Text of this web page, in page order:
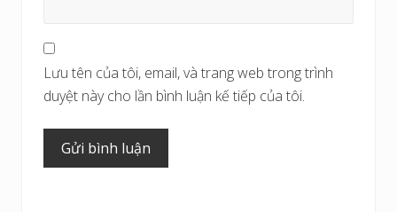
Lưu tên của tôi, email, và trang web trong trình
duyệt này cho lần bình luận kế tiếp của tôi.